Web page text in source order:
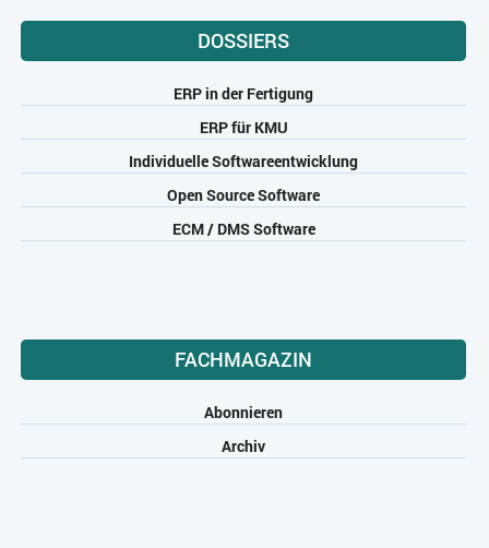
DOSSIERS
ERP in der Fertigung
ERP für KMU
Individuelle Softwareentwicklung
Open Source Software
ECM / DMS Software
FACHMAGAZIN
Abonnieren
Archiv